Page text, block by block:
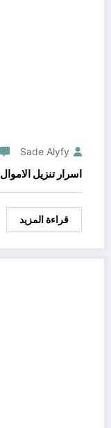
Sade Alyfy
اسرار تنزيل الاموال
قراءة المزيد